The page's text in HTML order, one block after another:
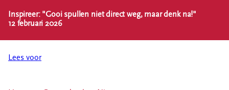
NL EN
Zelf regelen
Afvalkalender
Inspireer: "Gooi spullen niet direct weg, maar denk na!"
12 februari 2026
Lees voor